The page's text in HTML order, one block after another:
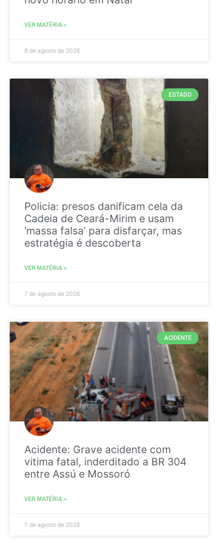
VER MATÉRIA »
8 de agosto de 2026
ESTADO
Policia: presos danificam cela da
Cadeia de Ceará-Mirim e usam
‘massa falsa’ para disfarçar, mas
estratégia é descoberta
VER MATÉRIA »
7 de agosto de 2026
ACIDENTE
Acidente: Grave acidente com
vitima fatal, inderditado a BR 304
entre Assú e Mossoró
VER MATÉRIA »
7 de agosto de 2026